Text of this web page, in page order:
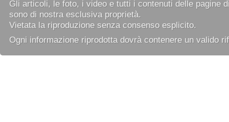
Gli articoli, le foto, i video e tutti i contenuti delle pagine
sono di nostra esclusiva proprietà.
Vietata la riproduzione senza consenso esplicito.
Ogni informazione riprodotta dovrà contenere un valido